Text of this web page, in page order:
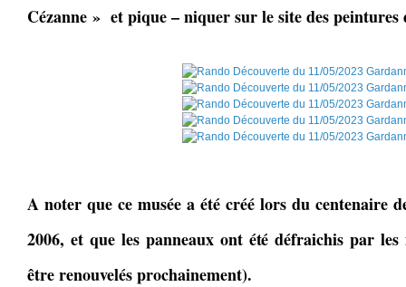
Cézanne » et pique – niquer sur le site des peintures
A noter que ce musée a été créé lors du centenaire
2006, et que les panneaux ont été défraichis par
être renouvelés prochainement).